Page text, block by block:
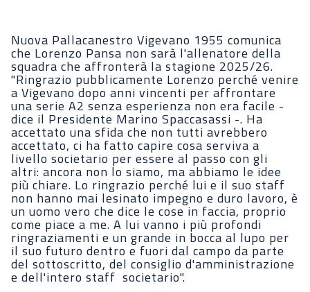
Nuova Pallacanestro Vigevano 1955 comunica
che Lorenzo Pansa non sarà l'allenatore della
squadra che affronterà la stagione 2025/26.
"Ringrazio pubblicamente Lorenzo perché venire
a Vigevano dopo anni vincenti per affrontare
una serie A2 senza esperienza non era facile -
dice il Presidente Marino Spaccasassi -. Ha
accettato una sfida che non tutti avrebbero
accettato, ci ha fatto capire cosa serviva a
livello societario per essere al passo con gli
altri: ancora non lo siamo, ma abbiamo le idee
più chiare. Lo ringrazio perché lui e il suo staff
non hanno mai lesinato impegno e duro lavoro, è
un uomo vero che dice le cose in faccia, proprio
come piace a me. A lui vanno i più profondi
ringraziamenti e un grande in bocca al lupo per
il suo futuro dentro e fuori dal campo da parte
del sottoscritto, del consiglio d'amministrazione
e dell'intero staff societario".